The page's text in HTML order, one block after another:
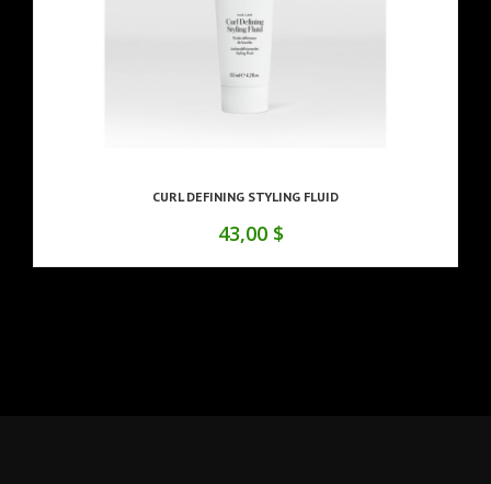
CURL DEFINING STYLING FLUID
43,00 $